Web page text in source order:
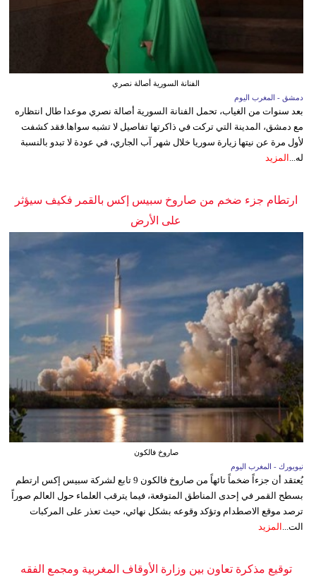
الفنانة السورية أصالة نصري
دمشق - المغرب اليوم
بعد سنوات من الغياب، تحمل الفنانة السورية أصالة نصري موعدا طال انتظاره
مع دمشق، المدينة التي تركت في ذاكرتها تفاصيل لا تشبه سواها.فقد كشفت
لأول مرة عن نيتها زيارة سوريا خلال شهر آب الجاري، في عودة لا تبدو بالنسبة
له... المزيد
ارتطام جزء ضخم من صاروخ سبيس إكس بالقمر فكيف سيؤثر
على الأرض
صاروخ فالكون
نيويورك - المغرب اليوم
يُعتقد أن جزءاً ضخماً تائهاً من صاروخ فالكون 9 تابع لشركة سبيس إكس ارتطم
بسطح القمر في إحدى المناطق المتوقعة، فيما يترقب العلماء حول العالم صوراً
ترصد موقع الاصطدام وتؤكد وقوعه بشكل نهائي، حيث تعذر على المركبات
الت...
المزيد
توقيع مذكرة تعاون بين وزارة الأوقاف المغربية ومجمع الفقه